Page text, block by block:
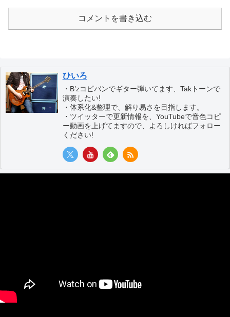
コメントを書き込む
ひいろ
・B’zコピバンでギター弾いてます、Takトーンで
演奏したい!
・体系化&整理で、解り易さを目指します。
・ツイッターで更新情報を、YouTubeで音色コピ
ー動画を上げてますので、よろしければフォロー
ください!